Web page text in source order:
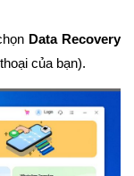
Data Recovery
của bạn).